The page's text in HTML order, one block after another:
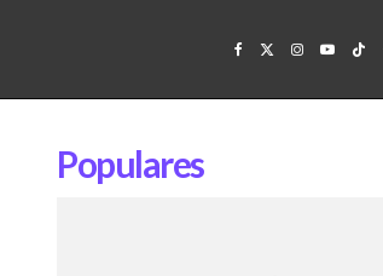
Populares